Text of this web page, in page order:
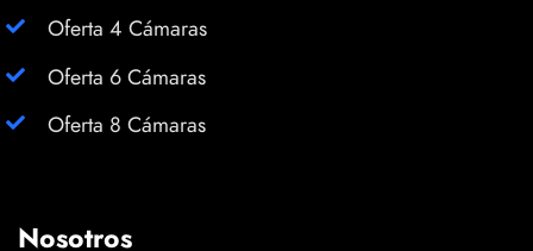
Oferta 4 Cámaras
Oferta 6 Cámaras
Oferta 8 Cámaras
Nosotros